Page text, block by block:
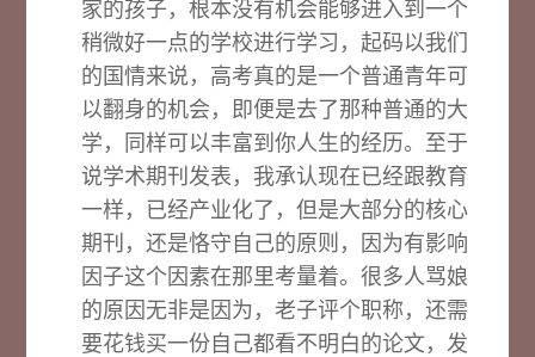
家的孩子，根本没有机会能够进入到一个
稍微好一点的学校进行学习，起码以我们
的国情来说，高考真的是一个普通青年可
以翻身的机会，即便是去了那种普通的大
学，同样可以丰富到你人生的经历。至于
说学术期刊发表，我承认现在已经跟教育
一样，已经产业化了，但是大部分的核心
期刊，还是恪守自己的原则，因为有影响
因子这个因素在那里考量着。很多人骂娘
的原因无非是因为，老子评个职称，还需
要花钱买一份自己都看不明白的论文，发